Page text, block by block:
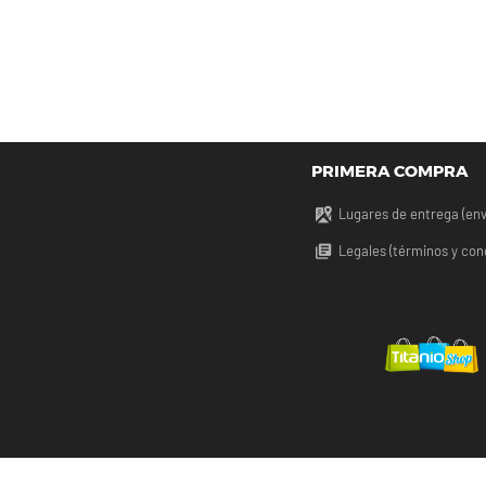
PRIMERA COMPRA
Lugares de entrega
Legales (términos y